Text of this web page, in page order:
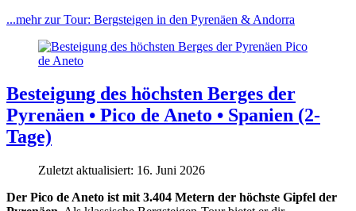
...mehr zur Tour: Bergsteigen in den Pyrenäen & Andorra
Besteigung des höchsten Berges der
Pyrenäen • Pico de Aneto • Spanien (2-
Tage)
Zuletzt aktualisiert: 16. Juni 2026
Der Pico de Aneto ist mit 3.404 Metern der höchste Gipfel der